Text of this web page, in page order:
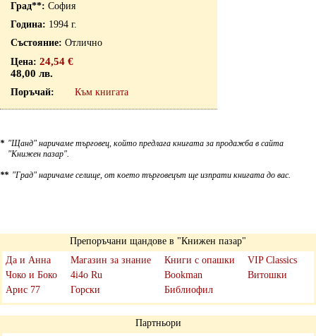
София
1994 г.
Отлично
24,54 €
48,00 лв.
Към книгата
* "Щанд" наричаме търговец, който предлага книгата за продажба в сайта
"Книжен пазар".
** "Град" наричаме селище, от което търговецът ще изпрати книгата до вас.
Препоръчани щандове в "Книжен пазар"
Да и Анна
Чоко и Боко
Арис 77
Магазин за знание
4i4o Ru
Горски
Книги с опашки
Bookman
Библиофил
VIP Classics
Витошки
Партньори